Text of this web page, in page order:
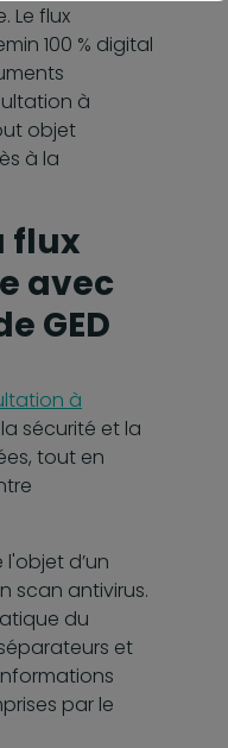
Le flux
100 % digital
à
objet
à la
flux
avec
GED
à
sécurité et la
tout en
d’un
scan antivirus.
du
et
par le